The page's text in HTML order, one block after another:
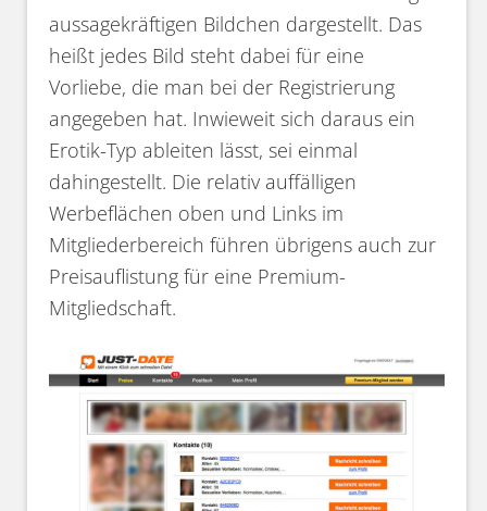
aussagekräftigen Bildchen dargestellt. Das
heißt jedes Bild steht dabei für eine
Vorliebe, die man bei der Registrierung
angegeben hat. Inwieweit sich daraus ein
Erotik-Typ ableiten lässt, sei einmal
dahingestellt. Die relativ auffälligen
Werbeflächen oben und Links im
Mitgliederbereich führen übrigens auch zur
Preisauflistung für eine Premium-
Mitgliedschaft.